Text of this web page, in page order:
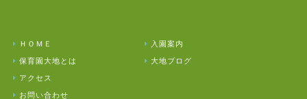
ＨＯＭＥ
保育園大地とは
アクセス
お問い合わせ
入園案内
大地ブログ